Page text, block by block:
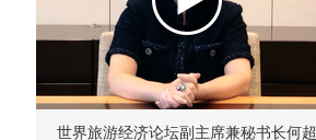
世界旅游经济论坛副主席兼秘书长何超